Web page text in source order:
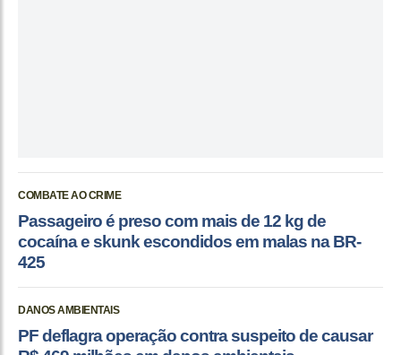
COMBATE AO CRIME
Passageiro é preso com mais de 12 kg de
cocaína e skunk escondidos em malas na BR-
425
DANOS AMBIENTAIS
PF deflagra operação contra suspeito de causar